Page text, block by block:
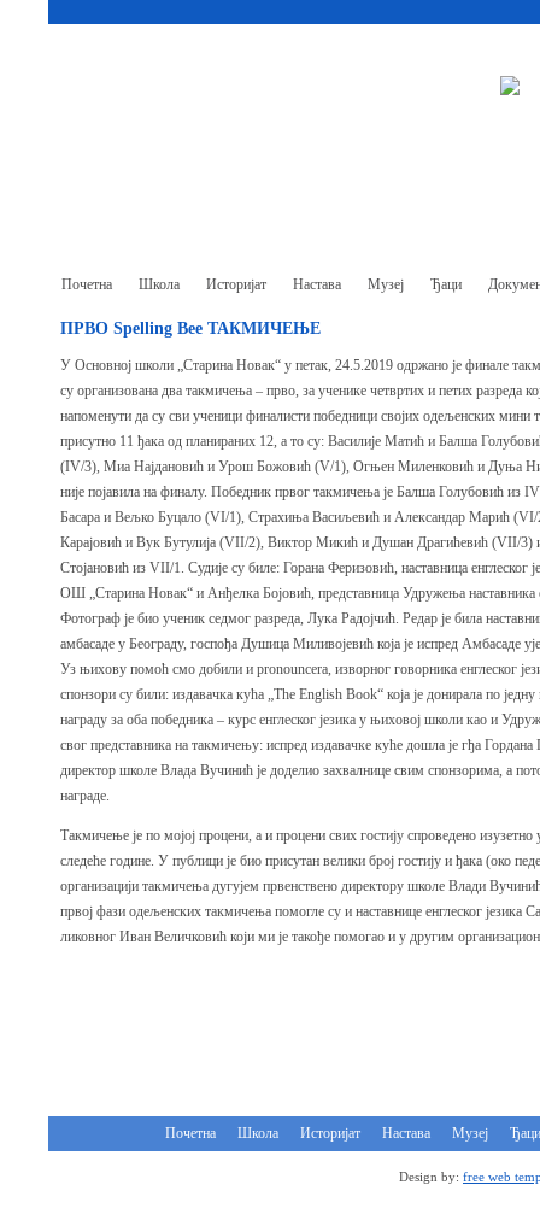
Почетна Школа Историјат Настава Музеј Ђаци
ПРВО Spelling Bee ТАКМИЧЕЊЕ
У Основној школи „Старина Новак“ у петак, 24.5.2019 одржано је финале
су организована два такмичења – прво, за ученике четвртих и петих разреда
напоменути да су сви ученици финалисти победници својих одељенских
присутно 11 ђака од планираних 12, а то су: Василије Матић и Балша
(IV/3), Миа Најдановић и Урош Божовић (V/1), Огњен Миленковић и Дуња
није појавила на финалу. Победник првог такмичења је Балша Голубовић из
Басара и Вељко Буцало (VI/1), Страхиња Васиљевић и Александар Марић
Карајовић и Вук Бутулија (VII/2), Виктор Микић и Душан Драгићевић (VII/
Стојановић из VII/1. Судије су биле: Горана Феризовић, наставница
ОШ „Старина Новак“ и Анђелка Бојовић, представница Удружења наставника
Фотограф је био ученик седмог разреда, Лука Радојчић. Редар је била
амбасаде у Београду, госпођа Душица Миливојевић која је испред Амбасаде
Уз њихову помоћ смо добили и pronouncera, изворног говорника енглеског
спонзори су били: издавачка кућа „The English Book“ која је донирала по
награду за оба победника – курс енглеског језика у њиховој школи као и
свог представника на такмичењу: испред издавачке куће дошла је гђа
директор школе Влада Вучинић је доделио захвалнице свим спонзорима, а
награде.
Такмичење је по мојој процени, а и процени свих гостију спроведено
следеће године. У публици је био присутан велики број гостију и ђака (око
организацији такмичења дугујем првенствено директору школе Влади
првој фази одељенских такмичења помогле су и наставнице енглеског
ликовног Иван Величковић који ми је такође помогао и у другим
Почетна Школа Историјат Настава Музеј Ђаци
Design by: free web